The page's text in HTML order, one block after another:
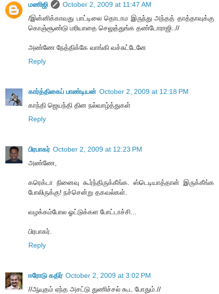
மணிஜி
October 2, 2009 at 11:47 AM
/இன்னிக்காவது பாட்டிலை தொடாம இருந்து அந்தத் தாத்தாவுக்கு
கொஞ்சூண்டு மரியாதை செலுத்துங்க தண்டோராஜி..//
அண்ணே நேத்திக்கே வாங்கி வச்சுட்டேனே
Reply
கார்த்திகைப் பாண்டியன் October 2, 2009 at 12:18 PM
காந்தி ஜெயந்தி தின நல்வாழ்த்துகள்
Reply
பிரபாகர் October 2, 2009 at 12:23 PM
அண்ணே,
கரெக்டா நினைவு கூர்ந்திருக்கீங்க. ஸ்டெடியாத்தான் இருக்கீங்க
போலிருக்கு! நச்சென்று தகவல்கள்.
வழக்கம்போல ஓட்டுக்கள போட்டாச்சி...
பிரபாகர்.
Reply
ஈரோடு கதிர் October 2, 2009 at 3:02 PM
//ஆயுதம் ஏந்த அசட்டு துணிச்சல் கூட போதும்.//